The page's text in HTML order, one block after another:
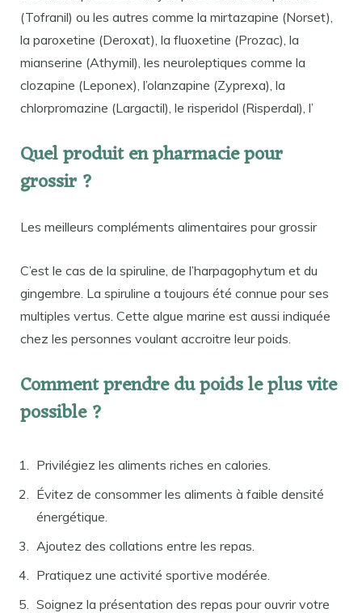
(Tofranil) ou les autres comme la mirtazapine (Norset),
la paroxetine (Deroxat), la fluoxetine (Prozac), la
mianserine (Athymil), les neuroleptiques comme la
clozapine (Leponex), l’olanzapine (Zyprexa), la
chlorpromazine (Largactil), le risperidol (Risperdal), l’
Quel produit en pharmacie pour
grossir ?
Les meilleurs compléments alimentaires pour grossir
C’est le cas de la spiruline, de l’harpagophytum et du
gingembre. La spiruline a toujours été connue pour ses
multiples vertus. Cette algue marine est aussi indiquée
chez les personnes voulant accroitre leur poids.
Comment prendre du poids le plus vite
possible ?
Privilégiez les aliments riches en calories.
Évitez de consommer les aliments à faible densité
énergétique.
Ajoutez des collations entre les repas.
Pratiquez une activité sportive modérée.
Soignez la présentation des repas pour ouvrir votre